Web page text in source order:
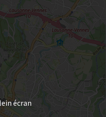
écran